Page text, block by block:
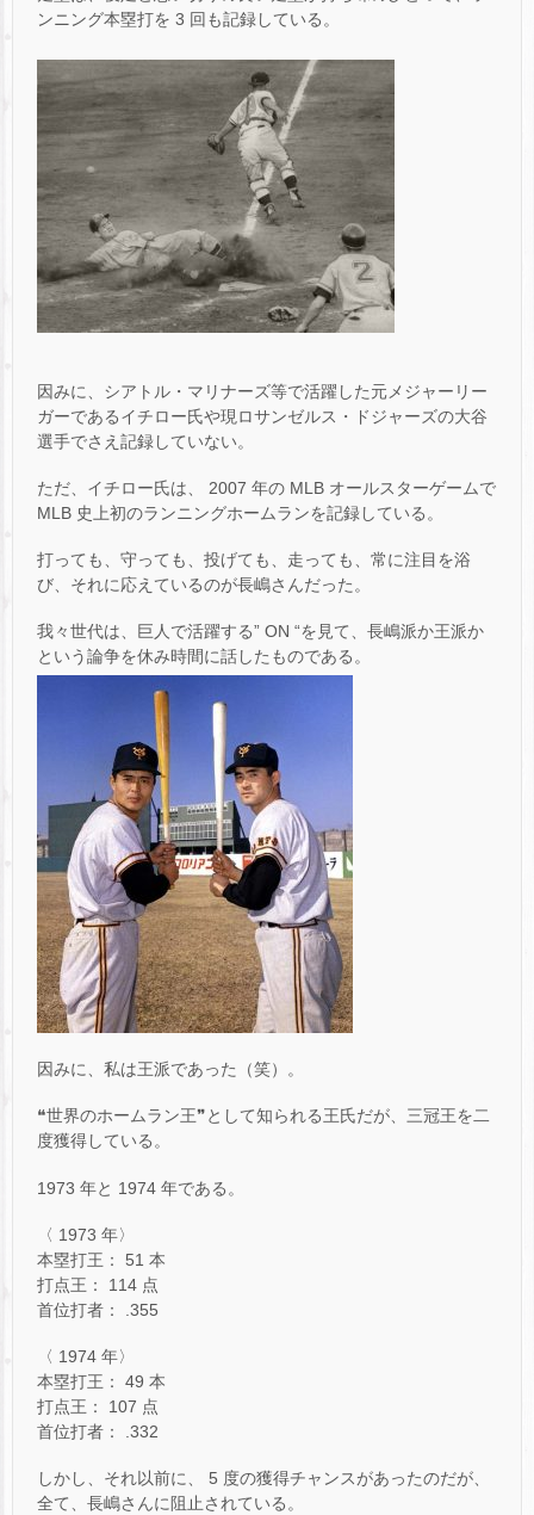
ンニング本塁打を 3 回も記録している。
因みに、シアトル・マリナーズ等で活躍した元メジャーリー
ガーであるイチロー氏や現ロサンゼルス・ドジャーズの大谷
選手でさえ記録していない。
ただ、イチロー氏は、 2007 年の MLB オールスターゲームで
MLB 史上初のランニングホームランを記録している。
打っても、守っても、投げても、走っても、常に注目を浴
び、それに応えているのが長嶋さんだった。
我々世代は、巨人で活躍する” ON “を見て、長嶋派か王派か
という論争を休み時間に話したものである。
因みに、私は王派であった（笑）。
❝世界のホームラン王❞として知られる王氏だが、三冠王を二
度獲得している。
1973 年と 1974 年である。
〈 1973 年〉
本塁打王： 51 本
打点王： 114 点
首位打者： .355
〈 1974 年〉
本塁打王： 49 本
打点王： 107 点
首位打者： .332
しかし、それ以前に、 5 度の獲得チャンスがあったのだが、
全て、長嶋さんに阻止されている。